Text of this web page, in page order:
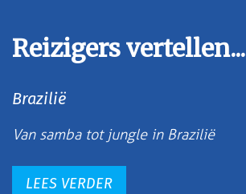
Reizigers vertellen...
Brazilië
Van samba tot jungle in Brazilië
LEES VERDER